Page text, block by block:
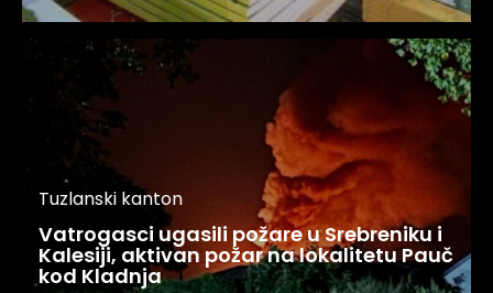
Tuzlanski kanton
Vatrogasci ugasili požare u Srebreniku i
Kalesiji, aktivan požar na lokalitetu Pauč
kod Kladnja